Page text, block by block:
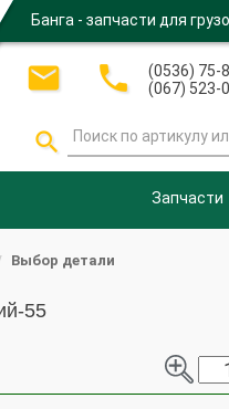
Банга - запчасти для
 
(0536) 75-
(067) 523-

Запчасти
Выбор детали
55